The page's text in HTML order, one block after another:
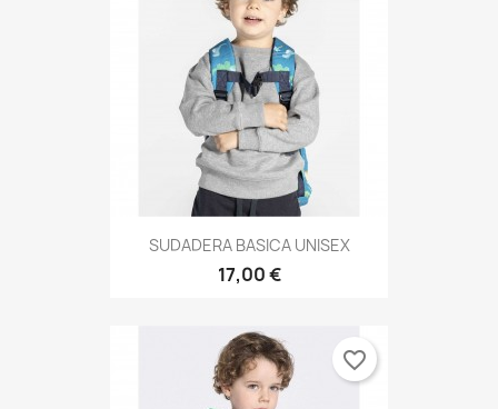
SUDADERA BASICA UNISEX
17,00 €
favorite_border